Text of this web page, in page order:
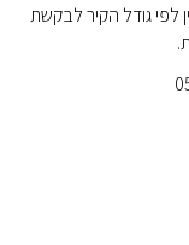
לפי גודל הקיר לבקשת